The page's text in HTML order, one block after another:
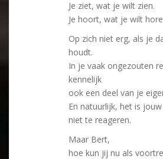
Je ziet, wat je wilt zien.
Je hoort, wat je wilt
Op zich niet erg, als je
houdt.
In je vaak ongezouten
kennelijk
ook een deel van je
En natuurlijk, het is
niet te reageren.
Maar Bert,
hoe kun jij nu als